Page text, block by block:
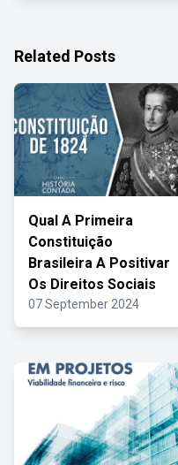
Related Posts
Qual A Primeira
Constituição
Brasileira A Positivar
Os Direitos Sociais
07 September 2024